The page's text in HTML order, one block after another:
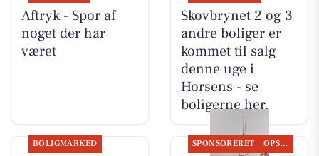
Aftryk - Spor af
noget der har
været
Skovbrynet 2 og 3
andre boliger er
kommet til salg
denne uge i
Horsens - se
boligerne her.
BOLIGMARKED SPONSORERET OPSLAGSTAVLEN